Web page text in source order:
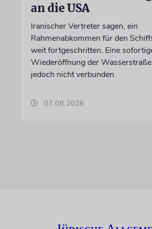
an die USA
Iranischer Vertreter sagen, ein
Rahmenabkommen für den
weit fortgeschritten. Eine
Wiederöffnung der
jedoch nicht verbunden
07.08.2026